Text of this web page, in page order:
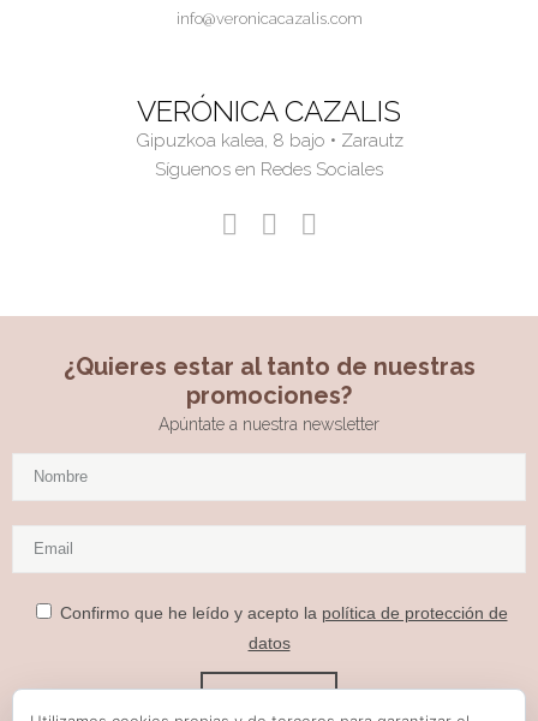
info@veronicacazalis.com
VERÓNICA CAZALIS
Gipuzkoa kalea, 8 bajo • Zarautz
Síguenos en Redes Sociales
¿Quieres estar al tanto de nuestras
promociones?
Apúntate a nuestra newsletter
Confirmo que he leído y acepto la política de protección de
datos